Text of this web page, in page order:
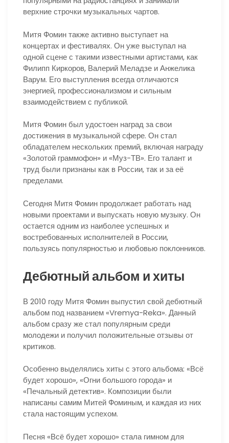
верхние строчки музыкальных чартов.
Митя Фомин также активно выступает на
концертах и фестивалях. Он уже выступал на
одной сцене с такими известными артистами, как
Филипп Киркоров, Валерий Меладзе и Анжелика
Варум. Его выступления всегда отличаются
энергией, профессионализмом и сильным
взаимодействием с публикой.
Митя Фомин был удостоен наград за свои
достижения в музыкальной сфере. Он стал
обладателем нескольких премий, включая награду
«Золотой граммофон» и «Муз-ТВ». Его талант и
труд были признаны как в России, так и за её
пределами.
Сегодня Митя Фомин продолжает работать над
новыми проектами и выпускать новую музыку. Он
остается одним из наиболее успешных и
востребованных исполнителей в России,
пользуясь популярностью и любовью поклонников.
Дебютный альбом и хиты
В 2010 году Митя Фомин выпустил свой дебютный
альбом под названием «Vremya-Reka». Данный
альбом сразу же стал популярным среди
молодежи и получил положительные отзывы от
критиков.
Особенно выделялись хиты с этого альбома: «Всё
будет хорошо», «Огни большого города» и
«Печальный детектив». Композиции были
написаны самим Митей Фоминым, и каждая из них
стала настоящим успехом.
Песня «Всё будет хорошо» стала гимном для